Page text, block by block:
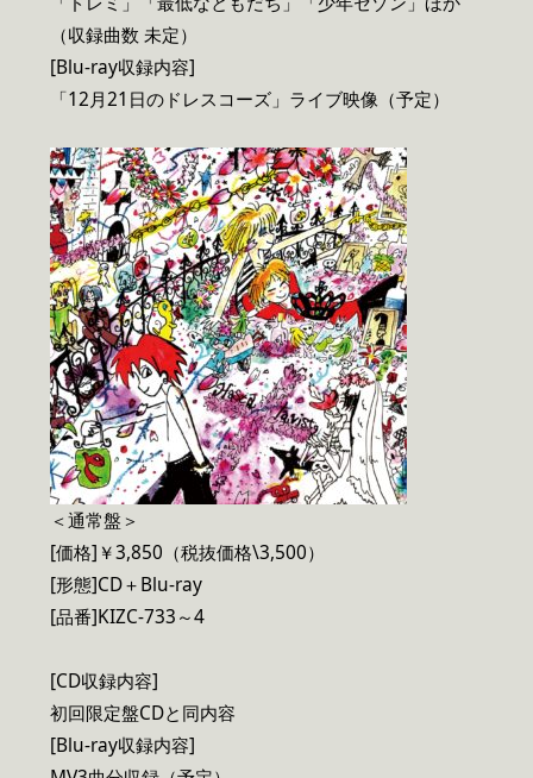
（収録曲数 未定）
[Blu-ray収録内容]
「12月21日のドレスコーズ」ライブ映像（予定）
＜通常盤＞
[価格]￥3,850（税抜価格\3,500）
[形態]CD＋Blu-ray
[品番]KIZC-733～4
[CD収録内容]
初回限定盤CDと同内容
[Blu-ray収録内容]